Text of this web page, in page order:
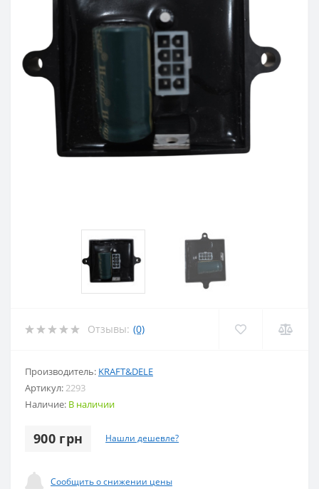
Отзывы: (0)
Производитель: KRAFT&DELE
Артикул: 2293
Наличие: В наличии
900 грн Нашли дешевле?
Сообщить о снижении цены